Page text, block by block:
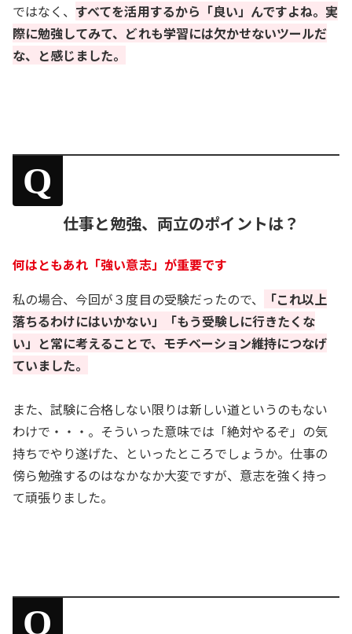
ではなく、 すべてを活用するから「良い」んですよね。実
際に勉強してみて、どれも学習には欠かせないツールだ
な、と感じました。
Q
仕事と勉強、両立のポイントは？
何はともあれ「強い意志」が重要です
私の場合、今回が３度目の受験だったので、
「これ以上
落ちるわけにはいかない」「もう受験しに行きたくな
い」と常に考えることで、モチベーション維持につなげ
ていました。
また、試験に合格しない限りは新しい道というのもない
わけで・・・。そういった意味では「絶対やるぞ」の気
持ちでやり遂げた、といったところでしょうか。仕事の
傍ら勉強するのはなかなか大変ですが、意志を強く持っ
て頑張りました。
Q